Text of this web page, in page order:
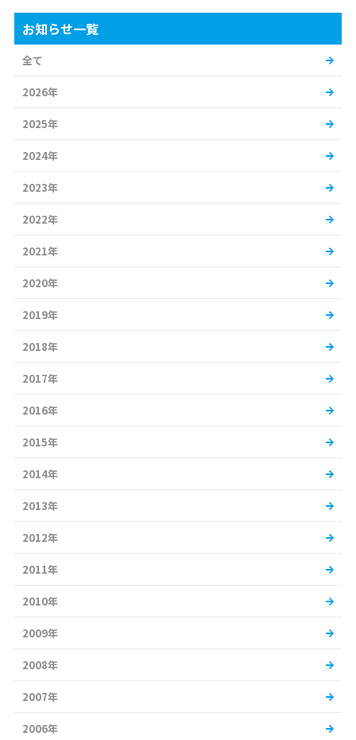
お知らせ一覧
全て
2026年
2025年
2024年
2023年
2022年
2021年
2020年
2019年
2018年
2017年
2016年
2015年
2014年
2013年
2012年
2011年
2010年
2009年
2008年
2007年
2006年